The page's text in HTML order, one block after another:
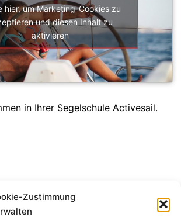
Zustimmung
hier, um Marketing-Cookies zu
und diesen Inhalt zu
aktivieren
in Ihrer Segelschule Activesail.